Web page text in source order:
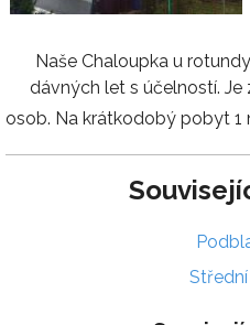
Naše Chaloupka u
dávných let s účelností.
osob. Na krátkodobý pobyt 1